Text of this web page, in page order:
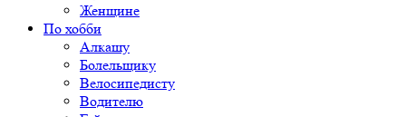
Женщине
По хобби
Алкашу
Болельщику
Велосипедисту
Водителю